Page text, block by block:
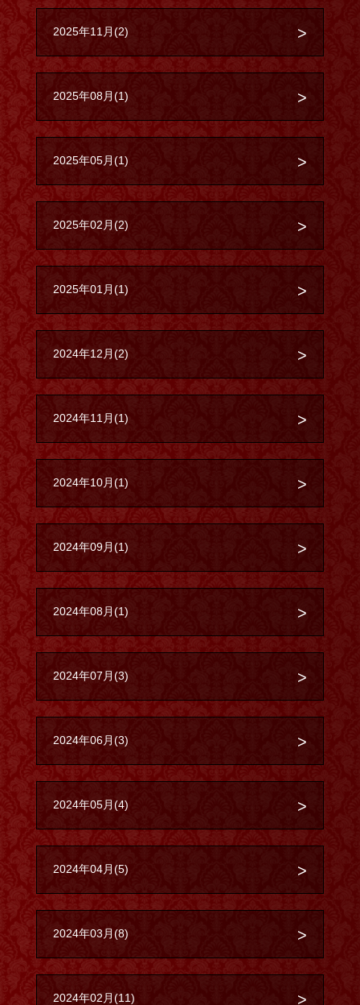
2025年11月(2)
2025年08月(1)
2025年05月(1)
2025年02月(2)
2025年01月(1)
2024年12月(2)
2024年11月(1)
2024年10月(1)
2024年09月(1)
2024年08月(1)
2024年07月(3)
2024年06月(3)
2024年05月(4)
2024年04月(5)
2024年03月(8)
2024年02月(11)